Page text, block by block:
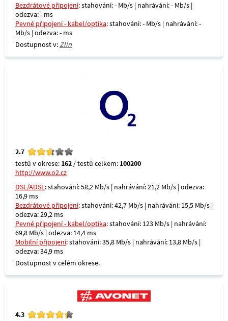
Bezdrátové připojení: stahování: - Mb/s | nahrávání: - Mb/s |
odezva: - ms
Pevné připojení - kabel/optika: stahování: - Mb/s | nahrávání: -
Mb/s | odezva: - ms
Dostupnost v:Zlín
2.7
testů v okrese: 162 / testů celkem: 100200
http://www.o2.cz
DSL/ADSL: stahování: 58,2 Mb/s | nahrávání: 21,2 Mb/s | odezva:
16,9 ms
Bezdrátové připojení: stahování: 42,7 Mb/s | nahrávání: 15,5 Mb/s |
odezva: 29,2 ms
Pevné připojení - kabel/optika: stahování: 123 Mb/s | nahrávání:
69,8 Mb/s | odezva: 14,4 ms
Mobilní připojení: stahování: 35,8 Mb/s | nahrávání: 13,8 Mb/s |
odezva: 34,9 ms
Dostupnost v celém okrese.
4.3